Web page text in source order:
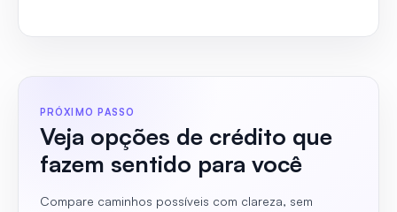
PRÓXIMO PASSO
Veja opções de crédito que
fazem sentido para você
Compare caminhos possíveis com clareza, sem